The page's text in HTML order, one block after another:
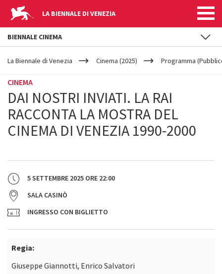
LA BIENNALE DI VENEZIA
YOUR
ARE
La Biennale di Venezia Cinema (2025) Programma
CINEMA
DAI NOSTRI INVIATI. LA RAI
RACCONTA LA MOSTRA DEL
CINEMA DI VENEZIA 1990-2000
5 SETTEMBRE 2025 ORE 22:00
SALA CASINÒ
INGRESSO CON BIGLIETTO
Regia:
Giuseppe Giannotti, Enrico Salvatori
BIENNALE CINEMA